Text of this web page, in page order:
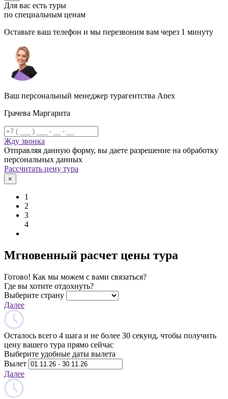
Для вас есть туры
по специальным ценам
Оставьте ваш телефон и мы перезвоним вам через 1 минуту
Ваш персональный менеджер турагентства Anex
Грачева Маргарита
Жду звонка
Отправляя данную форму, вы даете разрешение на обработку
персональных данных
Рассчитать цену тура
×
1
2
3
4
Мгновенный расчет цены тура
Готово! Как мы можем с вами связаться?
Где вы хотите отдохнуть?
Выберите страну
Далее
Осталось всего 4 шага и не более 30 секунд, чтобы получить
цену вашего тура прямо сейчас
Выберите удобные даты вылета
Вылет
Далее